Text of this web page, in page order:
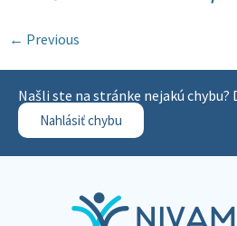
← Previous
Našli ste na stránke nejakú chybu?
Nahlásiť chybu